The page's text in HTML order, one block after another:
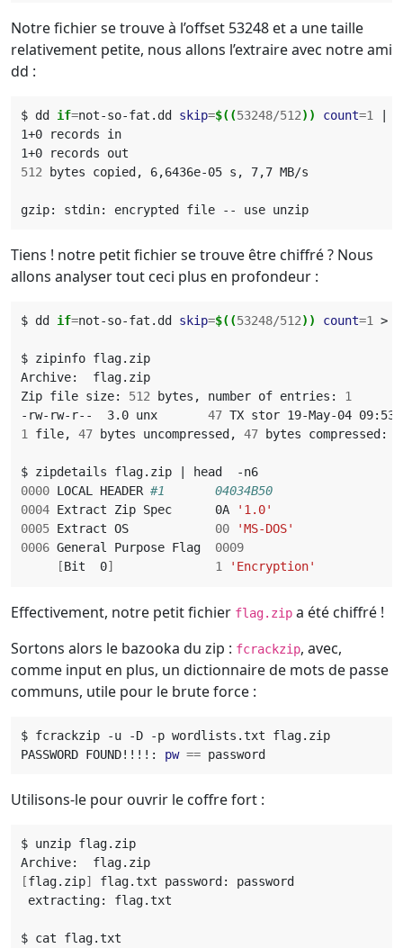
Notre fichier se trouve à l’offset 53248 et a une taille
relativement petite, nous allons l’extraire avec notre ami
dd :
$ dd if=not-so-fat.dd skip=$((53248/512)) count=1
512
Tiens ! notre petit fichier se trouve être chiffré ? Nous
allons analyser tout ceci plus en profondeur :
$ dd if=not-so-fat.dd skip=$((53248/512)) count=1
Zip file size: 512 bytes, number of entries: 1
-rw-rw-r--  3.0 unx 47
1 file, 47 bytes uncompressed, 47
$ zipdetails flag.zip
0000 LOCAL HEADER #1       04034B50
0004 Extract Zip Spec      0A
'1.0'
0005 Extract OS 00
'MS-DOS'
0006 General Purpose Flag 0009
[Bit  0] 1 'Encryption'
Effectivement, notre petit fichier flag.zip a été chiffré !
Sortons alors le bazooka du zip : fcrackzip, avec,
comme input en plus, un dictionnaire de mots de passe
communs, utile pour le brute force :
PASSWORD FOUND!!!!: pw ==
Utilisons-le pour ouvrir le coffre fort :
[flag.zip]